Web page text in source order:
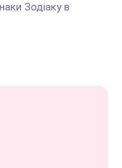
Зодіаку в